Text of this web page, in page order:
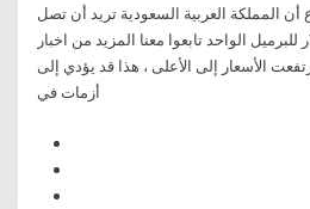
المملكة العربية السعودية تريد أن تصل
النفط إلى 100 دولار للبرميل الواحد تابعوا معنا المزيد من اخبار
الأسعار إلى الأعلى ، هذا قد يؤدي إلى
أزمات في